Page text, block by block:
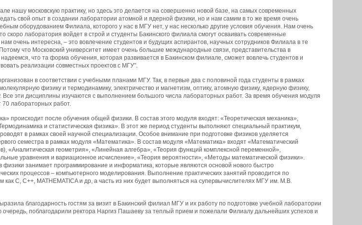
нашу московскую практику, но здесь это делается на совершенно новой базе, на самых современных
свой опыт в создании лаборатории атомной и ядерной физики, но и нам самим в то же время очень
оборудованием Филиала, которого у нас в МГУ нет, у нас несколько другие условия обучения. Нам очень
скоро лаборатория войдет в строй и студенты Бакинского филиала смогут осваивать современные
очень интересна, – это вовлечение студентов и будущих аспирантов, научных сотрудников Филиала в те
что Московский университет имеет очень большие международные связи, представительства в
что та форма обучения, которая развивается в Бакинском филиале, сможет вовлечь студентов и
реализации совместных проектов с МГУ”.
в соответствии с учебными планами МГУ. Так, в первые два с половиной года студенты в рамках
физику и термодинамику, электричество и магнетизм, оптику, атомную физику, ядерную физику,
Все эти дисциплины изучаются с выполнением большого числа лабораторных работ. За время обучения модуля
лабораторных работ.
происходит после обучения общей физики. В состав этого модуля входят: «Теоретическая механика»,
и статистическая физика». В этот же период студенты выполняют специальный практикум,
в рамках своей научной специализации. Особое внимание при подготовке физиков уделяется
семестра в рамках модуля «Математика». В состав модуля «Математика» входят «Математический
«Аналитическая геометрия», «Линейная алгебра», «Теория функций комплексной переменной»,
уравнения и вариационное исчисление», «Теория вероятности», «Методы математической физики».
физики занимает программирование и информатика, которые являются основой нового быстро
процессов – компьютерного моделирования. Выполнение практических занятий проводится по
С, С++, MATHEMATICA и др, а часть из них будет выполняться на супервычислителях МГУ им. М.В.
благодарность гостям за визит в Бакинский филиал МГУ и их работу по подготовке учебной лаборатории
поблагодарили ректора Наргиз Пашаеву за теплый прием и пожелали Филиалу дальнейших успехов и